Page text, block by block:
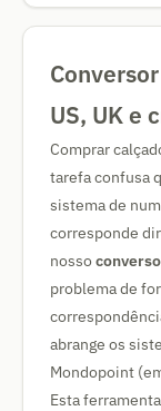
US, UK e
Comprar
tarefa confusa
sistema de
corresponde
nosso
problema de
abrange os
Mondopoint
Esta